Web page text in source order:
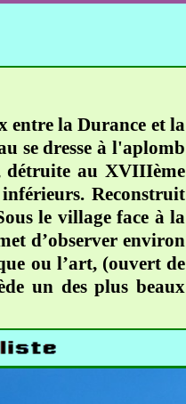
entre la Durance et la
se dresse à l'aplomb
détruite au XVIIIème
inférieurs. Reconstruit
le village face à la
d’observer environ
ou l’art, (ouvert de
un des plus beaux